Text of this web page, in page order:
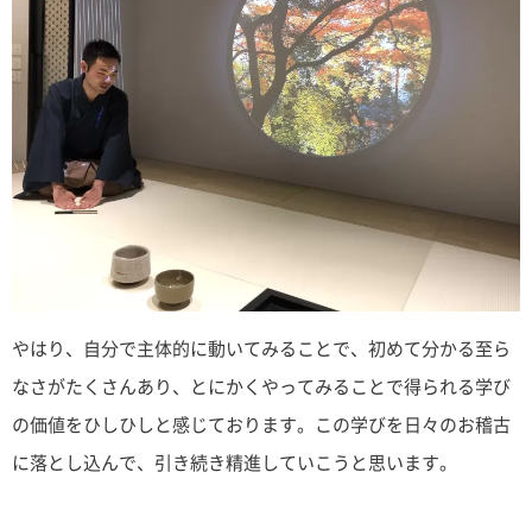
やはり、自分で主体的に動いてみることで、初めて分かる至ら
なさがたくさんあり、とにかくやってみることで得られる学び
の価値をひしひしと感じております。この学びを日々のお稽古
に落とし込んで、引き続き精進していこうと思います。